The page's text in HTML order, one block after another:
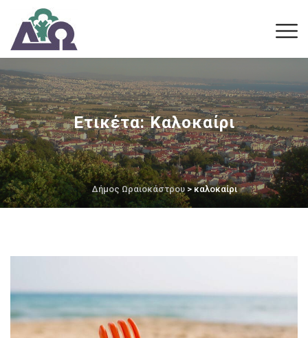
Ετικέτα:Καλοκαίρι
Δήμος Ωραιοκάστρου> καλοκαίρι